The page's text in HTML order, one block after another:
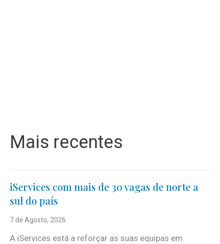
Mais recentes
iServices com mais de 30 vagas de norte a
sul do país
7 de Agosto, 2026
A iServices está a reforçar as suas equipas em